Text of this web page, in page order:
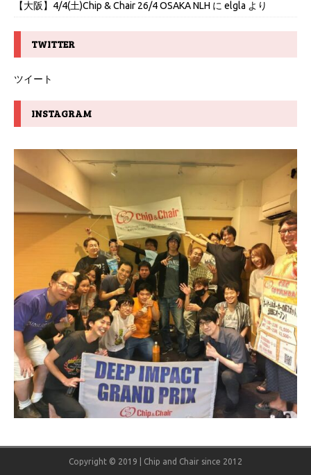
【大阪】4/4(土)Chip & Chair 26/4 OSAKA NLH に elgla より
TWITTER
ツイート
INSTAGRAM
Copyright © 2019 | Chip and Chair since 2012